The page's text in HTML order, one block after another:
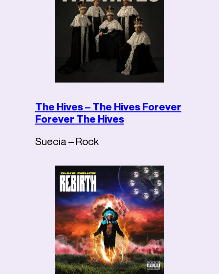
The Hives – The Hives Forever
Forever The Hives
Suecia – Rock